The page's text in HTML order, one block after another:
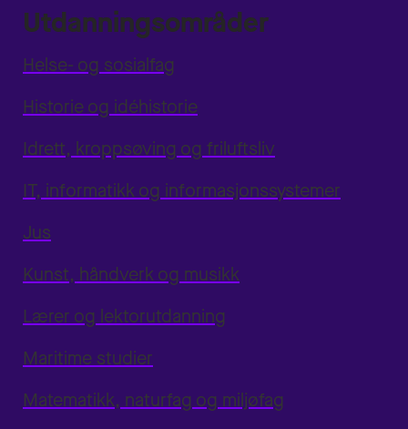
Utdanningsområder
Helse- og sosialfag
Historie og idéhistorie
Idrett, kroppsøving og friluftsliv
IT, informatikk og informasjonssystemer
Jus
Kunst, håndverk og musikk
Lærer og lektorutdanning
Maritime studier
Matematikk, naturfag og miljøfag